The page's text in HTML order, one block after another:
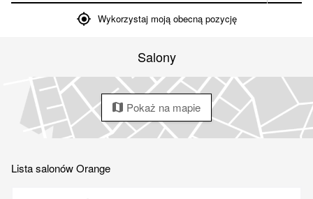
mylocation Wykorzystaj moją obecną pozycję
Salony
map Pokaż na mapie
Lista salonów Orange